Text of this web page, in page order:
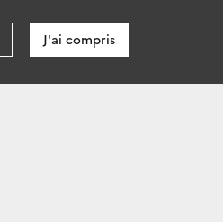
J'ai compris